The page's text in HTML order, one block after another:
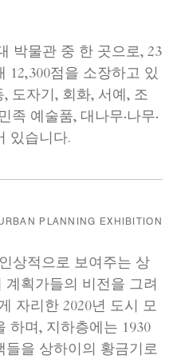
박물관 중 한 곳으로, 23
12,300점을 소장하고 있
도자기, 회화, 서예, 조
족 예술품, 대나무·나무·
있습니다.
PLANNING EXHIBITION
상적으로 보여주는 상
획가들의 비전을 그려
자리한 2020년 도시 모
하며, 지하층에는 1930
들을 상하이의 황금기로